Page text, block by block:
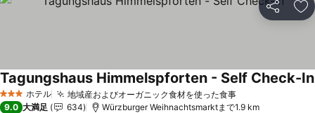
シェア お
3 ホテルのランク
ホテル 地域産およびオーガニック食材を使った食事
Tagungshaus Himmelspforten - Self Check-In
9.0 大満足 634 Würzburger Weihnachtsmarktまで1.9 km